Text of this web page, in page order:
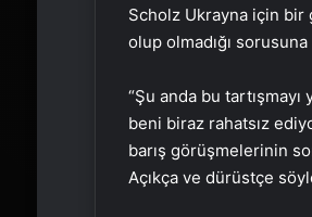
Scholz Ukrayna için
olup olmadığı sorusuna
“Şu anda bu
beni biraz rahatsız
barış görüşmelerinin
Açıkça ve dürüstçe